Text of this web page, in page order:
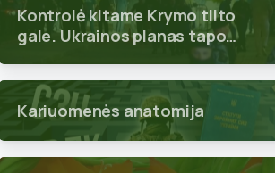
Kontrolė kitame Krymo tilto
gale. Ukrainos planas tapo
Kariuomenės anatomija